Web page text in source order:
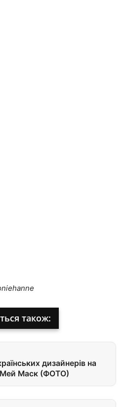
також:
дизайнерів на
Мей Маск (ФОТО)